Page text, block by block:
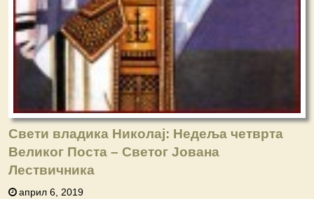
Свети владика Николај: Недеља четврта
Великог Поста – Свeтог Јована
Лествичника
април 6, 2019